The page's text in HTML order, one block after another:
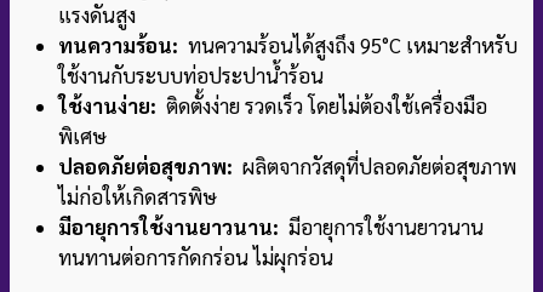
แรงดันสูง
ทนความร้อน: ทนความร้อนได้สูงถึง 95°C เหมาะสำหรับ
ใช้งานกับระบบท่อประปาน้ำร้อน
ใช้งานง่าย: ติดตั้งง่าย รวดเร็ว โดยไม่ต้องใช้เครื่องมือ
พิเศษ
ปลอดภัยต่อสุขภาพ: ผลิตจากวัสดุที่ปลอดภัยต่อสุขภาพ
ไม่ก่อให้เกิดสารพิษ
มีอายุการใช้งานยาวนาน: มีอายุการใช้งานยาวนาน
ทนทานต่อการกัดกร่อน ไม่ผุกร่อน